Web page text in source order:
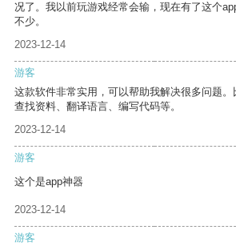
况了。我以前玩游戏经常会输，现在有了这个
不少。
2023-12-14
游客
这款软件非常实用，可以帮助我解决很多问题
查找资料、翻译语言、编写代码等。
2023-12-14
游客
这个是app神器
2023-12-14
游客